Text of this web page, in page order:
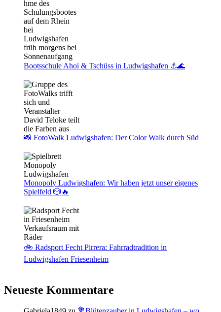
Bootsschule Ahoi & Tschüss in Ludwigshafen ⚓🌊
📸 FotoWalk Ludwigshafen: Der Color Walk durch Süd
Monopoly Ludwigshafen: Wir haben jetzt unser eigenes
Spielfeld 🎲🔥
🚲 Radsport Fecht Pirrera: Fahrradtradition in
Ludwigshafen Friesenheim
Neueste Kommentare